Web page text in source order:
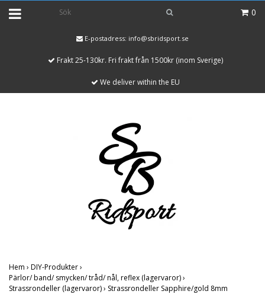
0
E-postadress: info@sbridsport.se
Frakt 25-130kr. Fri frakt från 1500kr (inom Sverige)
We deliver within the EU
Hem › DIY-Produkter›
Pärlor/ band/ smycken/ tråd/ nål, reflex (lagervaror)›
Strassrondeller (lagervaror)› Strassrondeller Sapphire/gold 8mm